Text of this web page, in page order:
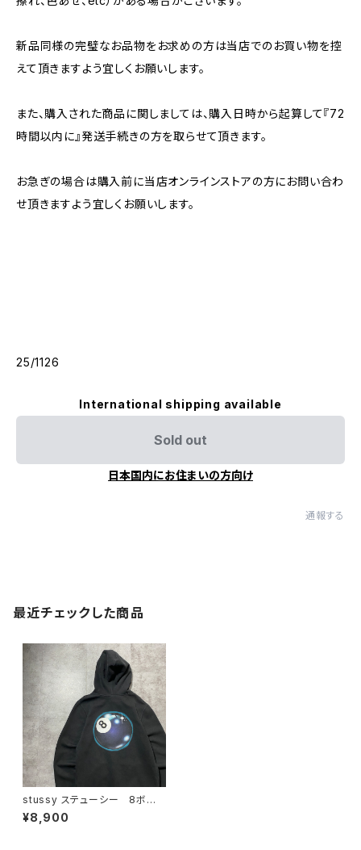
新品同様の完璧なお品物をお求めの方は当店でのお買い物を控
えて頂きますよう宜しくお願いします。
また、購入された商品に関しましては、購入日時から起算して『72
時間以内に』発送手続きの方を取らせて頂きます。
お急ぎの場合は購入前に当店オンラインストアの方にお問い合わ
せ頂きますよう宜しくお願いします。
25/1126
International shipping available
Sold out
日本国内にお住まいの方向け
通報する
最近チェックした商品
stussy ステューシー 8ボー
ル 立体 バックプリント ブラ
ック 黒 スウェット パーカー
¥8,900